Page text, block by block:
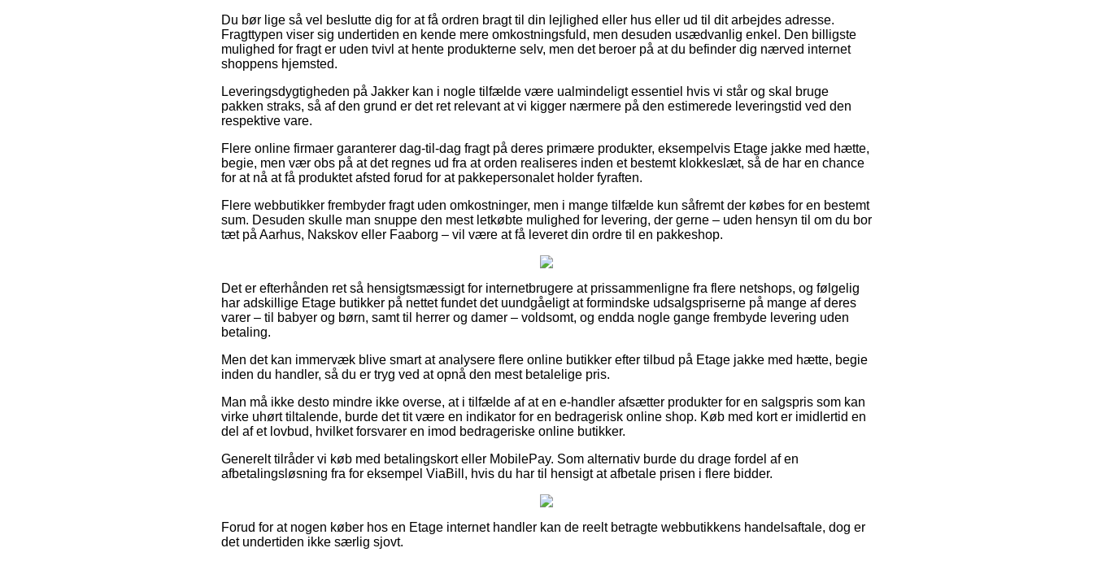
Du bør lige så vel beslutte dig for at få ordren bragt til din lejlighed eller hus eller ud til dit arbejdes adresse.
Fragttypen viser sig undertiden en kende mere omkostningsfuld, men desuden usædvanlig enkel. Den billigste
mulighed for fragt er uden tvivl at hente produkterne selv, men det beroer på at du befinder dig nærved internet
shoppens hjemsted.
Leveringsdygtigheden på Jakker kan i nogle tilfælde være ualmindeligt essentiel hvis vi står og skal bruge
pakken straks, så af den grund er det ret relevant at vi kigger nærmere på den estimerede leveringstid ved den
respektive vare.
Flere online firmaer garanterer dag-til-dag fragt på deres primære produkter, eksempelvis Etage jakke med hætte,
begie, men vær obs på at det regnes ud fra at orden realiseres inden et bestemt klokkeslæt, så de har en chance
for at nå at få produktet afsted forud for at pakkepersonalet holder fyraften.
Flere webbutikker frembyder fragt uden omkostninger, men i mange tilfælde kun såfremt der købes for en bestemt
sum. Desuden skulle man snuppe den mest letkøbte mulighed for levering, der gerne – uden hensyn til om du bor
tæt på Aarhus, Nakskov eller Faaborg – vil være at få leveret din ordre til en pakkeshop.
Det er efterhånden ret så hensigtsmæssigt for internetbrugere at prissammenligne fra flere netshops, og følgelig
har adskillige Etage butikker på nettet fundet det uundgåeligt at formindske udsalgspriserne på mange af deres
varer – til babyer og børn, samt til herrer og damer – voldsomt, og endda nogle gange frembyde levering uden
betaling.
Men det kan immervæk blive smart at analysere flere online butikker efter tilbud på Etage jakke med hætte, begie
inden du handler, så du er tryg ved at opnå den mest betalelige pris.
Man må ikke desto mindre ikke overse, at i tilfælde af at en e-handler afsætter produkter for en salgspris som kan
virke uhørt tiltalende, burde det tit være en indikator for en bedragerisk online shop. Køb med kort er imidlertid en
del af et lovbud, hvilket forsvarer en imod bedrageriske online butikker.
Generelt tilråder vi køb med betalingskort eller MobilePay. Som alternativ burde du drage fordel af en
afbetalingsløsning fra for eksempel ViaBill, hvis du har til hensigt at afbetale prisen i flere bidder.
Forud for at nogen køber hos en Etage internet handler kan de reelt betragte webbutikkens handelsaftale, dog er
det undertiden ikke særlig sjovt.